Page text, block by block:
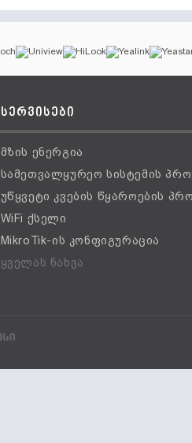
სერვისები
მზის ენერგია
სამეთვალყურეო სისტემის
უწყვეტი კვების წყაროების
WiFi ქსელი
MikroTik-ის კონფიგურაცია
ყველას ნახვა